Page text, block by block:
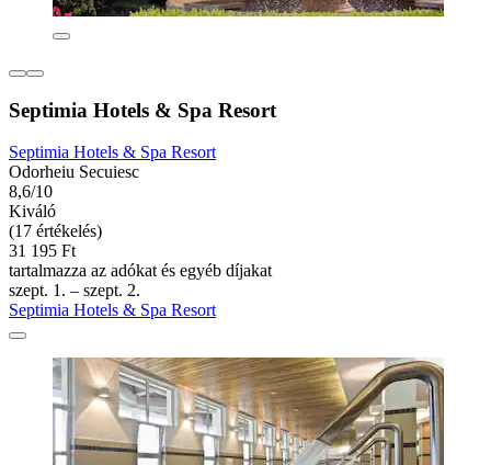
Septimia Hotels & Spa Resort
Septimia Hotels & Spa Resort
Odorheiu Secuiesc
8,6/10
Kiváló
(17 értékelés)
31 195 Ft
tartalmazza az adókat és egyéb díjakat
szept. 1. – szept. 2.
Septimia Hotels & Spa Resort